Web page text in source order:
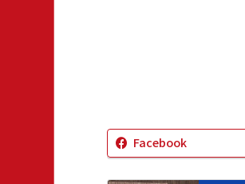
Facebook